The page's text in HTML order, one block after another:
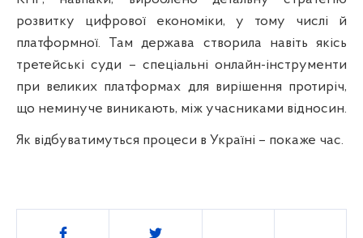
розвитку цифрової економіки, у тому числі й
платформної. Там держава створила навіть якісь
третейські суди – спеціальні онлайн-інструменти
при великих платформах для вирішення протиріч,
що неминуче виникають, між учасниками відносин.
Як відбуватимуться процеси в Україні – покаже час.
Поділитись